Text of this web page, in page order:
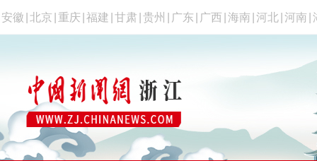
安徽 北京 重庆 福建 甘肃 贵州 广东 广西 海南 河北 河南